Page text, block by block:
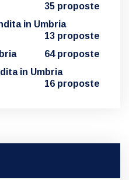
35 proposte
in Umbria
13 proposte
64 proposte
in Umbria
16 proposte